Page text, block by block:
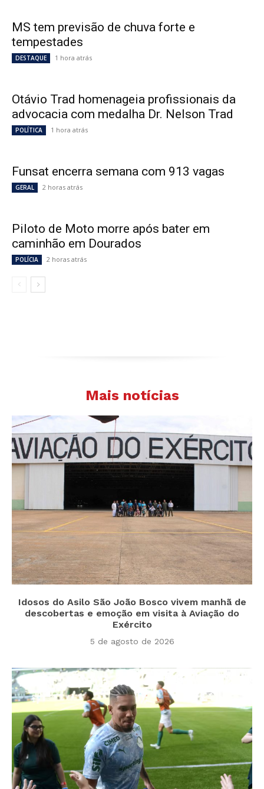
MS tem previsão de chuva forte e
tempestades
DESTAQUE 1 hora atrás
Otávio Trad homenageia profissionais da
advocacia com medalha Dr. Nelson Trad
POLÍTICA 1 hora atrás
Funsat encerra semana com 913 vagas
GERAL 2 horas atrás
Piloto de Moto morre após bater em
caminhão em Dourados
POLÍCIA 2 horas atrás
Mais notícias
Idosos do Asilo São João Bosco vivem manhã de
descobertas e emoção em visita à Aviação do
Exército
5 de agosto de 2026